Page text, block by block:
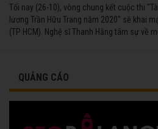
Tối nay (26-10), vòng chung kết cuộc thi
lương Trần Hữu Trang năm 2020" sẽ khai
(TP HCM). Nghệ sĩ Thanh Hằng tâm sự về
QUẢNG CÁO